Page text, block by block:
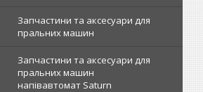
Запчастини та аксесуари для
пральних машин
Запчастини та аксесуари для
пральних машин
напівавтомат Saturn